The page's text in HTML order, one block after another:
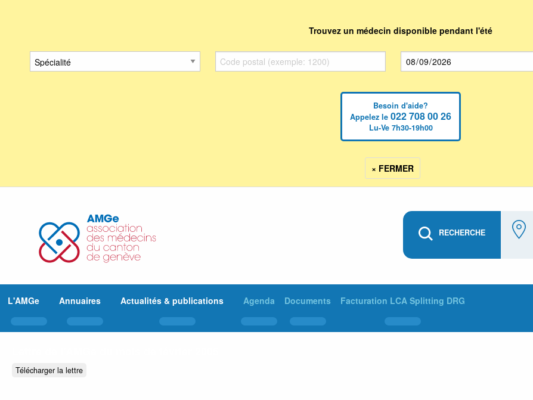
Trouvez un médecin disponible pendant l'été
Besoin d'aide?
Appelez le 022 708 00 26
Lu-Ve 7h30-19h00
× FERMER
RECHERCHE
L'AMGe Annuaires Actualités & publications Agenda Documents Facturation LCA Splitting DRG
Télécharger la lettre